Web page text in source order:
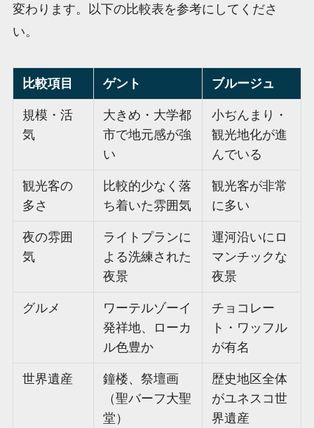
変わります。以下の比較表を参考にしてくださ
い。
比較項目 ゲント ブルージュ
規模・活
気
大きめ・大学都
市で地元感が強
い
小ぢんまり・
観光地化が進
んでいる
観光客の
多さ
比較的少なく落
ち着いた雰囲気
観光客が非常
に多い
夜の雰囲
気
ライトプランに
よる洗練された
夜景
運河沿いにロ
マンチックな
夜景
グルメ
ワーテルゾーイ
発祥地、ローカ
ル色豊か
チョコレー
ト・ワッフル
が有名
世界遺産
鐘楼、祭壇画
（聖バーフ大聖
堂）
歴史地区全体
がユネスコ世
界遺産